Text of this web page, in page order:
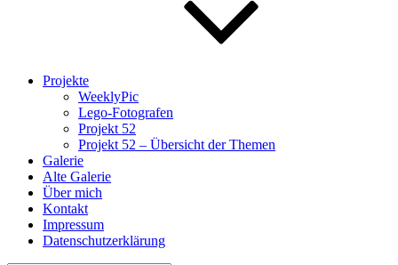
Projekte
WeeklyPic
Lego-Fotografen
Projekt 52
Projekt 52 – Übersicht der Themen
Galerie
Alte Galerie
Über mich
Kontakt
Impressum
Datenschutzerklärung